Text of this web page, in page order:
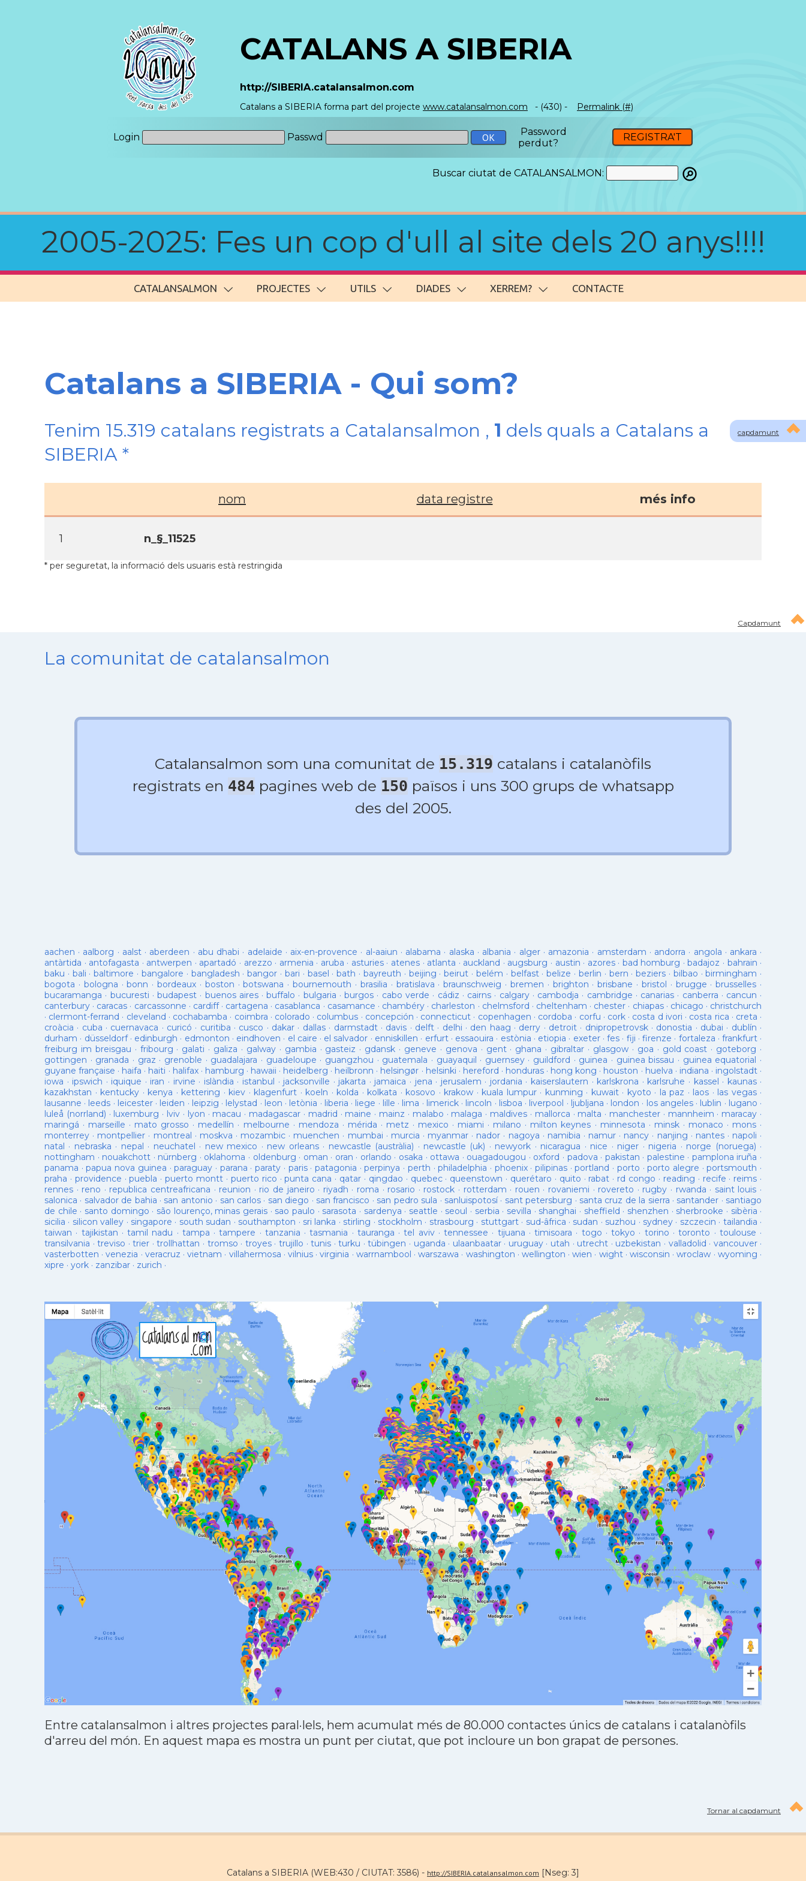
CATALANS A SIBERIA
http://SIBERIA.catalansalmon.com
Catalans a SIBERIA forma part del projecte www.catalansalmon.com - (430) - Permalink (#)
Login Passwd
Password
perdut?
REGISTRA'T
Buscar ciutat de CATALANSALMON:
2005-2025: Fes un cop d'ull al site dels 20 anys!!!!
CATALANSALMON PROJECTES UTILS DIADES XERREM? CONTACTE
capdamunt
Catalans a SIBERIA - Qui som?
Tenim 15.319 catalans registrats a Catalansalmon , 1 dels quals a Catalans a
SIBERIA *
nom data registre més info
1 n_§_11525
* per seguretat, la informació dels usuaris està restringida
Capdamunt
La comunitat de catalansalmon
Catalansalmon som una comunitat de 15.319 catalans i catalanòfils
registrats en 484 pagines web de 150 països i uns 300 grups de whatsapp
des del 2005.
aachen · aalborg · aalst· aberdeen · abu dhabi · adelaide · aix-en-provence · al-aaiun · alabama · alaska · albania · alger· amazonia · amsterdam · andorra · angola · ankara ·
antàrtida · antofagasta · antwerpen · apartadó · arezzo · armenia · aruba · asturies· atenes · atlanta · auckland · augsburg · austin · azores· bad homburg ·badajoz · bahrain ·
baku · bali ·baltimore · bangalore · bangladesh ·bangor · bari · basel ·bath · bayreuth · beijing ·beirut · belém · belfast·belize · berlin · bern ·beziers · bilbao ·birmingham ·
bogota · bologna ·bonn ·bordeaux · boston ·botswana ·bournemouth · brasilia · bratislava ·braunschweig · bremen · brighton ·brisbane · bristol · brugge ·brusselles ·
bucaramanga · bucuresti · budapest · buenos aires·buffalo · bulgaria ·burgos · cabo verde · cádiz · cairns · calgary· cambodja · cambridge · canarias · canberra · cancun ·
canterbury · caracas · carcassonne · cardiff· cartagena · casablanca · casamance · chambéry · charleston · chelmsford · cheltenham · chester · chiapas· chicago · christchurch
· clermont-ferrand · cleveland · cochabamba · coimbra · colorado · columbus · concepción · connecticut · copenhagen · cordoba · corfu · cork · costa d ivori · costa rica · creta ·
croàcia · cuba · cuernavaca · curicó · curitiba · cusco · dakar · dallas· darmstadt· davis · delft· delhi · den haag · derry · detroit· dnipropetrovsk· donostia · dubai · dublín ·
durham · düsseldorf· edinburgh · edmonton · eindhoven · el caire · el salvador · enniskillen · erfurt· essaouira · estònia · etiopia · exeter· fes · fiji · firenze · fortaleza · frankfurt ·
freiburg im breisgau · fribourg · galati · galiza · galway· gambia · gasteiz · gdansk · geneve · genova · gent· ghana · gibraltar · glasgow· goa · gold coast · goteborg ·
gottingen · granada · graz · grenoble · guadalajara · guadeloupe · guangzhou · guatemala · guayaquil · guernsey· guildford · guinea · guinea bissau · guinea equatorial ·
guyane française · haifa · haiti · halifax· hamburg · hawaii · heidelberg · heilbronn · helsingør · helsinki · hereford · honduras· hong kong · houston · huelva · indiana · ingolstadt·
iowa · ipswich · iquique · iran · irvine · islàndia · istanbul · jacksonville · jakarta · jamaica · jena · jerusalem · jordania · kaiserslautern · karlskrona · karlsruhe · kassel · kaunas·
kazakhstan · kentucky · kenya · kettering · kiev · klagenfurt · koeln · kolda · kolkata · kosovo · krakow · kuala lumpur· kunming · kuwait· kyoto · la paz · laos · las vegas·
lausanne · leeds · leicester· leiden · leipzig · lelystad · leon · letònia · liberia · liege · lille · lima · limerick· lincoln · lisboa · liverpool · ljubljana · london · los angeles· lublin · lugano ·
luleå (norrland) · luxemburg · lviv · lyon · macau · madagascar · madrid · maine · mainz · malabo · malaga · maldives · mallorca · malta · manchester · mannheim · maracay ·
maringá · marseille · mato grosso · medellín · melbourne · mendoza · mérida · metz · mexico · miami · milano · milton keynes · minnesota · minsk· monaco · mons ·
monterrey · montpellier · montreal · moskva · mozambic · muenchen · mumbai · murcia · myanmar · nador · nagoya · namibia · namur · nancy · nanjing · nantes· napoli ·
natal · nebraska · nepal · neuchatel · new mexico · new orleans· newcastle (austràlia) · newcastle (uk) · newyork · nicaragua · nice · niger · nigeria · norge (noruega) ·
nottingham · nouakchott · nürnberg · oklahoma · oldenburg · oman · oran · orlando · osaka · ottawa · ouagadougou · oxford · padova · pakistan · palestine · pamplona iruña ·
panama ·papua nova guinea ·paraguay · parana ·paraty · paris· patagonia ·perpinya · perth ·philadelphia · phoenix·pilipinas ·portland · porto ·porto alegre ·portsmouth ·
praha · providence ·puebla ·puerto montt · puerto rico ·punta cana · qatar · qingdao · quebec· queenstown · querétaro · quito · rabat · rd congo · reading · recife · reims ·
rennes · reno · republica centreafricana · reunion · rio de janeiro · riyadh · roma · rosario · rostock · rotterdam · rouen · rovaniemi · rovereto · rugby · rwanda · saint louis ·
salonica · salvador de bahia · san antonio · san carlos · san diego · san francisco · san pedro sula · sanluispotosí· sant petersburg · santa cruz de la sierra · santander · santiago
de chile · santo domingo · são lourenço, minas gerais· sao paulo · sarasota · sardenya · seattle · seoul · serbia · sevilla · shanghai · sheffield · shenzhen · sherbrooke · sibèria ·
sicilia · silicon valley · singapore · south sudan · southampton · sri lanka · stirling · stockholm · strasbourg · stuttgart· sud-âfrica · sudan · suzhou · sydney · szczecin · tailandia ·
taiwan · tajikistan ·tamil nadu · tampa ·tampere · tanzania ·tasmania · tauranga ·tel aviv·tennessee · tijuana ·timisoara · togo ·tokyo · torino ·toronto · toulouse ·
transilvania ·treviso ·trier ·trollhattan · tromso · troyes· trujillo ·tunis ·turku ·tübingen · uganda · ulaanbaatar· uruguay· utah · utrecht · uzbekistan · valladolid · vancouver·
vasterbotten ·venezia · veracruz ·vietnam · villahermosa · vilnius·virginia · warrnambool ·warszawa · washington · wellington ·wien · wight·wisconsin ·wroclaw · wyoming ·
xipre · york · zanzibar · zurich ·
Entre catalansalmon i altres projectes paral·lels, hem acumulat més de 80.000 contactes únics de catalans i catalanòfils
d'arreu del món. En aquest mapa es mostra un punt per ciutat, que pot incloure un bon grapat de persones.
Tornar al capdamunt
Catalans a SIBERIA (WEB:430 / CIUTAT: 3586) - http://SIBERIA.catalansalmon.com [Nseg: 3]